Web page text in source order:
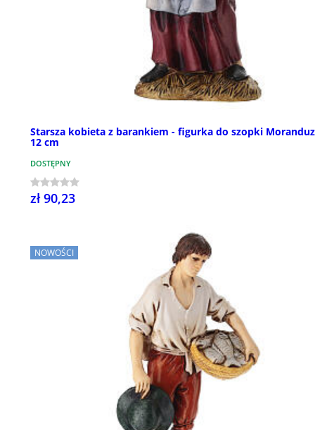
Starsza kobieta z barankiem - figurka do szopki
12 cm
DOSTĘPNY
zł 90,23
NOWOŚCI